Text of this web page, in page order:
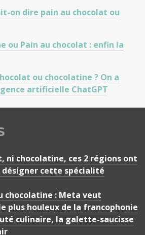
on dire pain au chocolat ou
ou Pain au chocolat : enfin la
ou chocolatine ? On a
artificielle ChatGPT
ni chocolatine, ces 2 régions ont
cette spécialité
chocolatine : Meta veut
plus houleux de la francophonie
culinaire, la galette-saucisse